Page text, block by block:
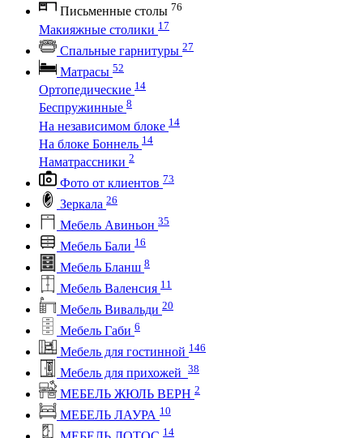
Письменные столы 76
Макияжные столики 17
Спальные гарнитуры 27
Матрасы 52
Ортопедические 14
Беспружинные 8
На независимом блоке 14
На блоке Боннель 14
Наматрассники 2
Фото от клиентов 73
Зеркала 26
Мебель Авиньон 35
Мебель Бали 16
Мебель Бланш 8
Мебель Валенсия 11
Мебель Вивальди 20
Мебель Габи 6
Мебель для гостинной 146
Мебель для прихожей 38
МЕБЕЛЬ ЖЮЛЬ ВЕРН 2
МЕБЕЛЬ ЛАУРА 10
14